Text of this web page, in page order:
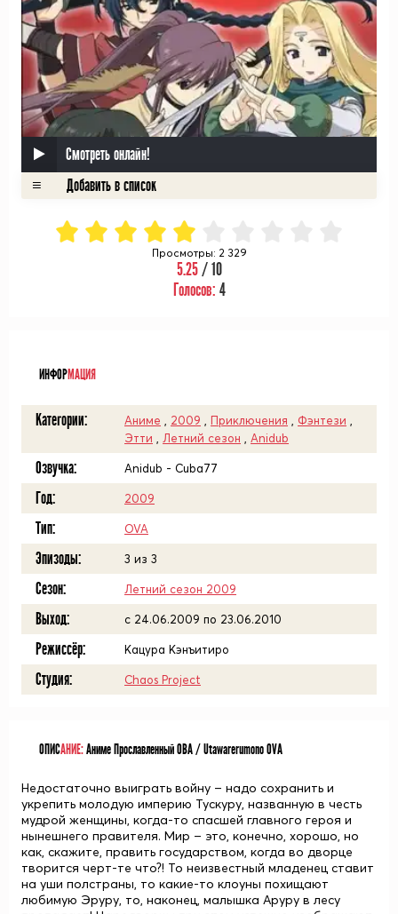
Смотреть онлайн!
Просмотры: 2 329
5.25/ 10
Голосов: 4
ИНФОРМАЦИЯ
Категории: Аниме 2009 Приключения Фэнтези
Этти
Летний сезон Anidub
Озвучка: Anidub - Cuba77
Год: 2009
Тип: OVA
Эпизоды: 3 из 3
Сезон: Летний сезон 2009
Выход: c 24.06.2009 по 23.06.2010
Режиссёр: Кацура Кэнъитиро
Студия: Chaos Project
ОПИСАНИЕ:Аниме Прославленный ОВА / Utawarerumono OVA
Недостаточно выиграть войну – надо сохранить и
укрепить молодую империю Тускуру, названную в честь
мудрой женщины, когда-то спасшей главного героя и
нынешнего правителя. Мир – это, конечно, хорошо, но
как, скажите, править государством, когда во дворце
творится черт-те что?! То неизвестный младенец ставит
на уши полстраны, то какие-то клоуны похищают
любимую Эруру, то, наконец, малышка Аруру в лесу